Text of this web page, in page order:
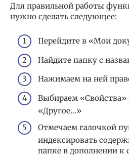
Для правильной работы
нужно сделать следующее:
Перейдите в «Мои
Найдите папку с
Нажимаем на ней
Выбираем
«Другое…»
Отмечаем галочкой
индексировать
папке в дополнении к